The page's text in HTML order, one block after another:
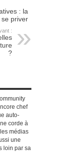
: la
priver
:
?
chef
auto-
corde à
médias
une
loin par sa